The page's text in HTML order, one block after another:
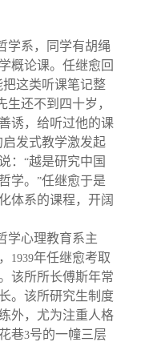
学系，同学有胡绳
概论课。任继愈回
这类听课笔记整
生还不到四十岁，
诱，给听过他的课
启发式教学激发起
： “越是研究中国
学。 ”任继愈于是
体系的课程，开阔
学心理教育系主
1939年任继愈考取
该所所长傅斯年常
。该所研究生制度
外，尤为注重人格
巷3号的一幢三层